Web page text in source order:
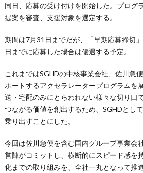
同日、応募の受け付けを開始した。プログ
提案を審査、支援対象を選定する。
期間は7月31日までだが、「早期応募締切
日までに応募した場合は優遇する予定。
これまではSGHDの中核事業会社、佐川急
ポートするアクセラレータープログラムを
送・宅配のみにとらわれない様々な切り口
つながる価値を創出するため、SGHDとし
乗り出すことにした。
今回は佐川急便を含む国内グループ事業会
営陣がコミットし、横断的にスピード感を
化までの取り組みを、全社一丸となって推進